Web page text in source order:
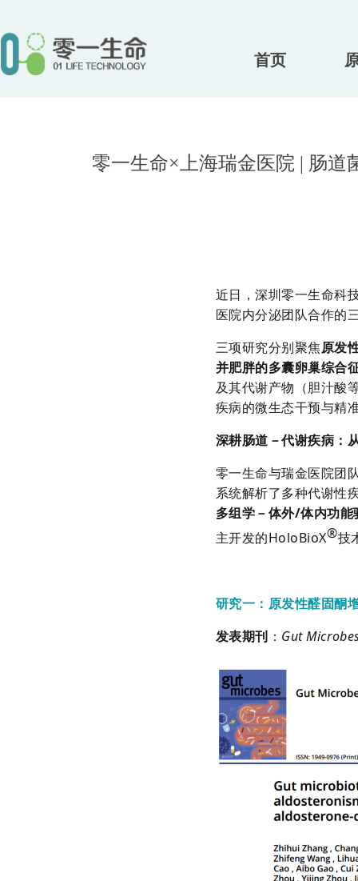
首页
零一生命×上海瑞金医院 | 肠道
近日，深圳零一生命科
医院内分泌团队合作的
三项研究分别聚焦原发
并肥胖的多囊卵巢综合
及其代谢产物（胆汁酸
疾病的微生态干预与精
深耕肠道－代谢疾病 ：
零一生命与瑞金医院团
系统解析了多种代谢性
多组学－体外/体内功
主开发的HoloBioX®技
研究一：原发性醛固酮
发表期刊 ： Gut